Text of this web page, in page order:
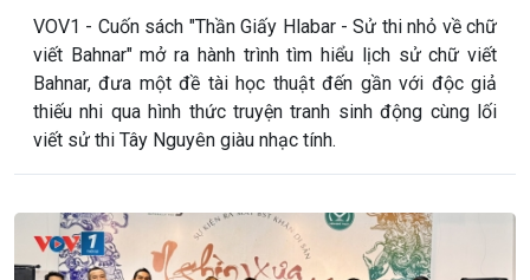
VOV1 - Cuốn sách "Thần Giấy Hlabar - Sử thi nhỏ về chữ
viết Bahnar" mở ra hành trình tìm hiểu lịch sử chữ viết
Bahnar, đưa một đề tài học thuật đến gần với độc giả
thiếu nhi qua hình thức truyện tranh sinh động cùng lối
viết sử thi Tây Nguyên giàu nhạc tính.